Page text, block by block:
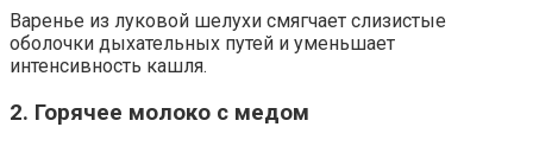
Варенье из луковой шелухи смягчает слизистые
оболочки дыхательных путей и уменьшает
интенсивность кашля.
2. Горячее молоко с медом